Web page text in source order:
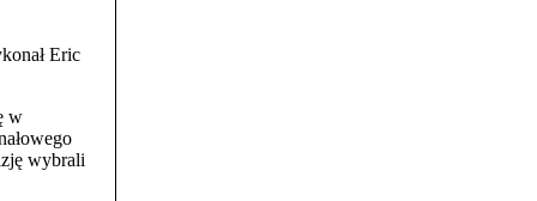
Eric
w
wybrali